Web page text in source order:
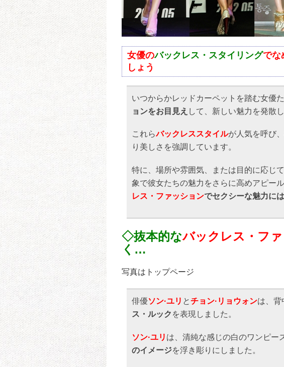
女優のバックレス・スタイリングでな
しょう
いつからかレッドカーペットを踏む女優
ョンをお目見え して、新しい魅力を発散
これらバックレススタイルが人気を呼び
り美しさを強調しています。
特に、場所や雰囲気、または目的に応じ
象で彼女たちの魅力をさらに高めアピー
レス・ファッションでセクシーな魅力に
◇抜本的なバックレス・フ
く…
写真はトップページ
俳優ソン·ユリ とチョン·リョウォンは、背
ス・ルック を表現しました。
ソン·ユリ は、清純な感じの白のワンピー
のイメージを浮き彫りにしました。